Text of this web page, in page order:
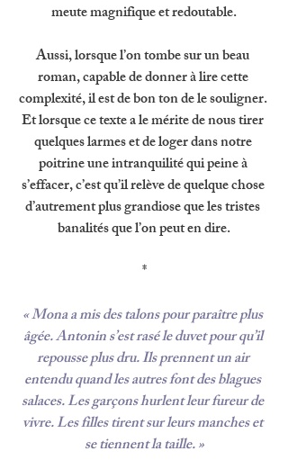
meute magnifique et redoutable.
Aussi, lorsque l’on tombe sur un beau
roman, capable de donner à lire cette
complexité, il est de bon ton de le souligner.
Et lorsque ce texte a le mérite de nous tirer
quelques larmes et de loger dans notre
poitrine une intranquilité qui peine à
s’effacer, c’est qu’il relève de quelque chose
d’autrement plus grandiose que les tristes
banalités que l’on peut en dire.
*
« Mona a mis des talons pour paraître plus
âgée. Antonin s’est rasé le duvet pour qu’il
repousse plus dru. Ils prennent un air
entendu quand les autres font des blagues
salaces. Les garçons hurlent leur fureur de
vivre. Les filles tirent sur leurs manches et
se tiennent la taille. »